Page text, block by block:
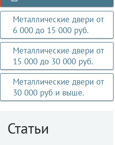
Металлические двери от
6 000 до 15 000 руб.
Металлические двери от
15 000 до 30 000 руб.
Металлические двери от
30 000 руб и выше.
Статьи